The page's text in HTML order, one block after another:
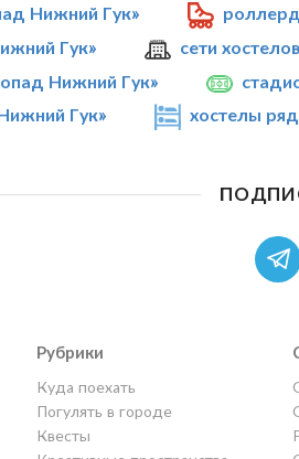
Нижний Гук»
Гук»
сети
Нижний Гук»
Гук»
хостелы
Рубрики
Куда поехать
Погулять в городе
Квесты